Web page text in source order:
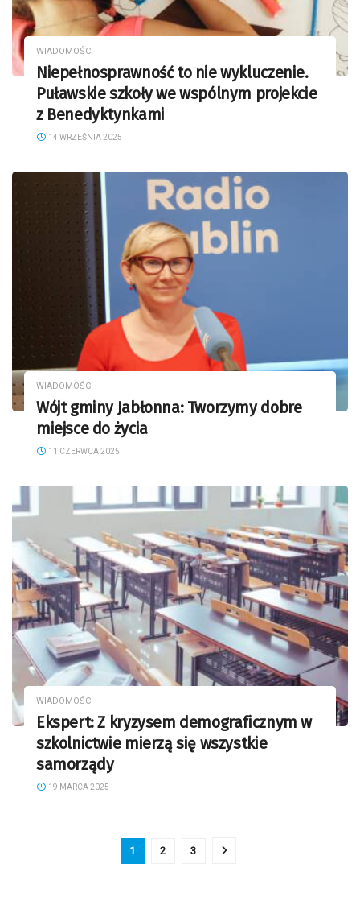
WIADOMOŚCI
Niepełnosprawność to nie wykluczenie.
Puławskie szkoły we wspólnym projekcie
z Benedyktynkami
14 WRZEŚNIA 2025
WIADOMOŚCI
Wójt gminy Jabłonna: Tworzymy dobre
miejsce do życia
11 CZERWCA 2025
WIADOMOŚCI
Ekspert: Z kryzysem demograficznym w
szkolnictwie mierzą się wszystkie
samorządy
19 MARCA 2025
1 2 3